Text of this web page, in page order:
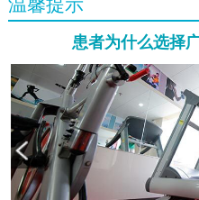
患者为什么选择